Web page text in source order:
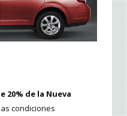
20% de la Nueva
condiciones